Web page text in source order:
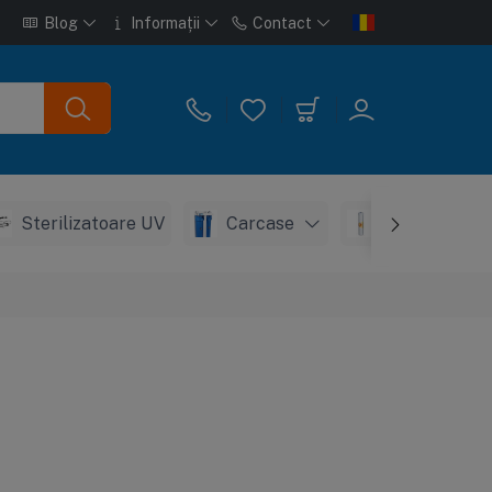
Blog Informații Contact
Sterilizatoare UV Carcase